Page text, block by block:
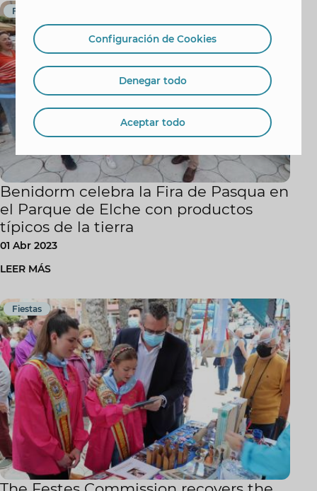
Fiestas
Benidorm celebra la Fira de Pasqua en
el Parque de Elche con productos
típicos de la tierra
01 Abr 2023
LEER MÁS
Fiestas
Configuración de Cookies
Denegar todo
Aceptar todo